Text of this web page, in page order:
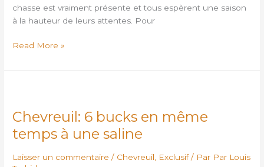
chasse est vraiment présente et tous espèrent une saison
à la hauteur de leurs attentes. Pour
Read More »
Chevreuil: 6 bucks en même
temps à une saline
Laisser un commentaire / Chevreuil, Exclusif/ Par Par Louis
bucks
en
même
temps